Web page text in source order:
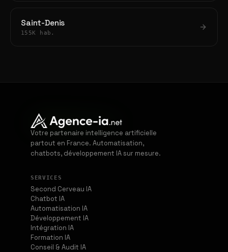
Saint-Denis
155K hab.
Votre partenaire intelligence artificielle
partout en France. Automatisation,
chatbots, développement IA sur mesure.
SERVICES
Second Cerveau IA
Chatbot IA
Automatisation IA
Développement IA
Intégration IA
Formation IA
Conseil & Audit IA